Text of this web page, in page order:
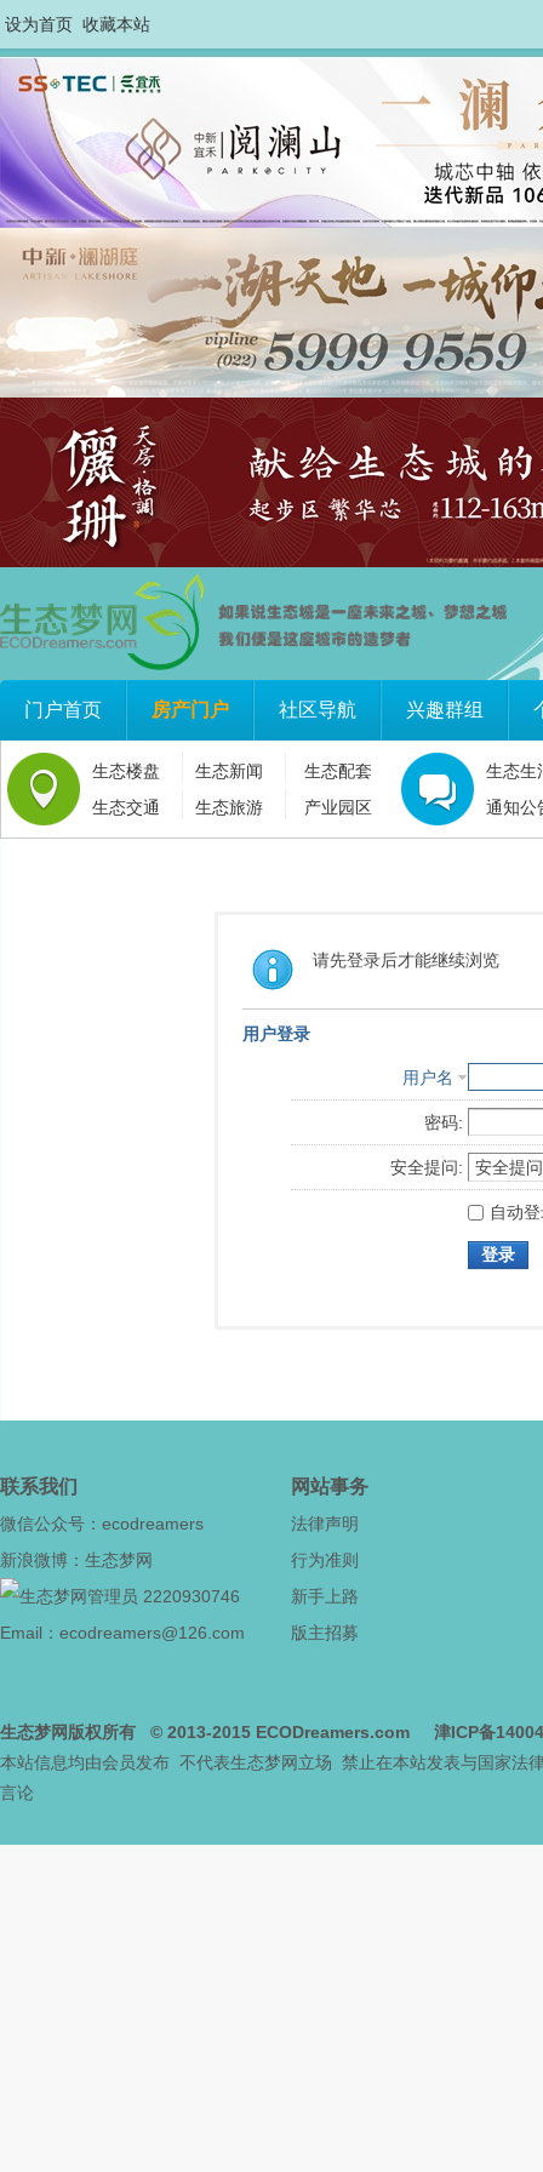
设为首页 收藏本站
门户首页 房产门户 社区导航 兴趣群组
生态楼盘 生态新闻
生态配套
生态交通
生态旅游 产业园区
生态生
通知公
请先登录后才能继续浏览
用户登录
用户名
密码:
安全提问:
自动
登录
联系我们
微信公众号：ecodreamers
新浪微博：生态梦网
2220930746
Email：ecodreamers@126.com
网站事务
法律声明
行为准则
新手上路
版主招募
生态梦网版权所有 © 2013-2015 ECODreamers.com
津ICP备
本站信息均由会员发布 不代表生态梦网立场 禁止在本站发表与国家法
言论